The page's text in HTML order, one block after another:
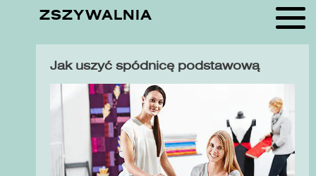
ZSZYWALNIA
Jak uszyć spódnicę podstawową